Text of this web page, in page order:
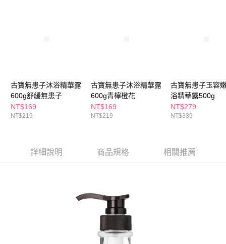
２．關於個人資料處理事宜，請瀏覽以下網址：
https://aftee.tw/terms/#terms3
３．未成年的使用者請事先徵得法定代理人或監護人之同意方可使用
「AFTEE先享後付」，若未經同意申辦者引起之損失，本公司不負相關責
任。
５．嚴禁一人註冊多個帳號或使用他人資訊註冊。若發現惡意使用之情形，
每筆NT$65，滿NT$490(含以上)免運費
宅配(本島)
每筆NT$100，滿NT$790(含以上)免運費
每筆NT$80，滿NT$290(含以上)免運費
古寶無患子沐浴精華露
600g舒緩無患子
NT$169
NT$219
古寶無患子沐浴精華露
600g青檸橙花
NT$169
NT$219
古寶無患子玉容
浴精華露500g
NT$279
NT$339
詳細說明 商品規格 相關推薦